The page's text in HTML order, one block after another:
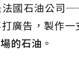
法國石油公司
廣告，製作一
的石油 。